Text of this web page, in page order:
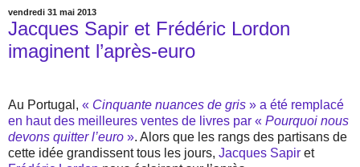
vendredi 31 mai 2013
Jacques Sapir et Frédéric Lordon
imaginent l’après-euro
Au Portugal, « Cinquante nuances de gris » a été remplacé
en haut des meilleures ventes de livres par « Pourquoi nous
devons quitter l’euro ». Alors que les rangs des partisans de
cette idée grandissent tous les jours, Jacques Sapir et